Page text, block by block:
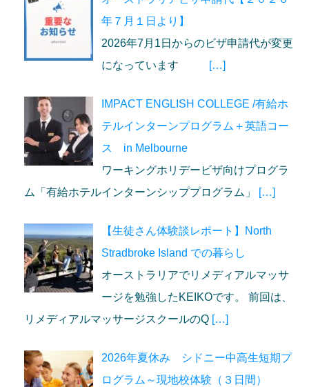
年７月１日より】
2026年7月1日からのビザ申請代が変更
になっています
[…]
IMPACT ENGLISH COLLEGE /有給ホ
テルインターンプログラム＋英語コー
ス in Melbourne
ワーキングホリデービザ向けプログラ
ム「有給ホテルインターンシッププログラム」
[…]
【生徒さん体験談レポート】North
Stradbroke Island での暮らし
オーストラリアでリメディアルマッサ
ージを勉強したKEIKOです。 前回は、
リメディアルマッサージスクールのQ […]
2026年夏休み シドニー中高生短期プ
ログラム～現地校体験（３日間）